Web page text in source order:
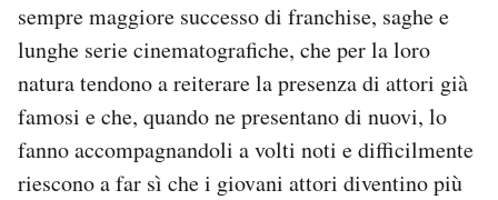
sempre maggiore successo di franchise, saghe e
lunghe serie cinematografiche, che per la loro
natura tendono a reiterare la presenza di attori già
famosi e che, quando ne presentano di nuovi, lo
fanno accompagnandoli a volti noti e difficilmente
riescono a far sì che i giovani attori diventino più